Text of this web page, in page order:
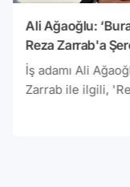
Ali Ağaoğlu:
Reza Zarrab'a
İş adamı Ali
Zarrab ile ilgili,
kötülük yapmadı.